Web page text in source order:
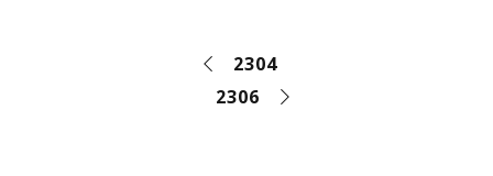
2304
2306